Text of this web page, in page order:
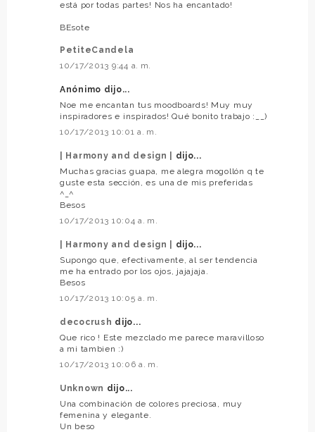
está por todas partes! Nos ha encantado!
BEsote
PetiteCandela
10/17/2013 9:44 a. m.
Anónimo dijo...
Noe me encantan tus moodboards! Muy muy
inspiradores e inspirados! Qué bonito trabajo :__)
10/17/2013 10:01 a. m.
| Harmony and design |
dijo...
Muchas gracias guapa, me alegra mogollón q te
guste esta sección, es una de mis preferidas
^_^
Besos
10/17/2013 10:04 a. m.
| Harmony and design |
dijo...
Supongo que, efectivamente, al ser tendencia
me ha entrado por los ojos, jajajaja.
Besos
10/17/2013 10:05 a. m.
decocrush dijo...
Que rico ! Este mezclado me parece maravilloso
a mi tambien :)
10/17/2013 10:06 a. m.
Unknown dijo...
Una combinación de colores preciosa, muy
femenina y elegante.
Un beso